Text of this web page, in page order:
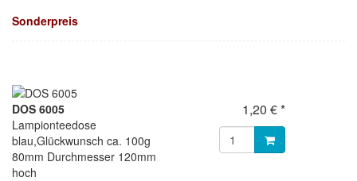
Sonderpreis
DOS 6005
Lampionteedose
blau,Glückwunsch ca. 100g
80mm Durchmesser 120mm
hoch
1,20 € *